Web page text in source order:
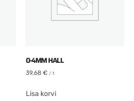
0-4MM HALL
39,68 € / t
Lisa korvi